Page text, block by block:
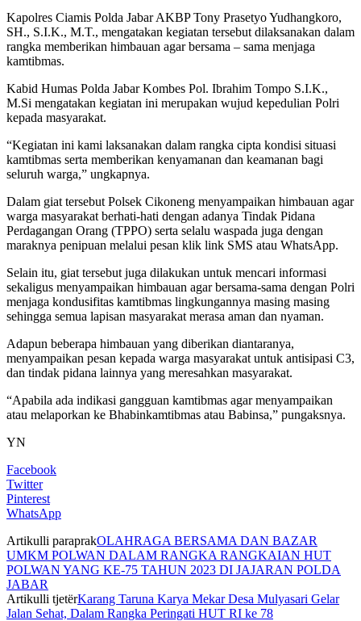
Kapolres Ciamis Polda Jabar AKBP Tony Prasetyo Yudhangkoro,
SH., S.I.K., M.T., mengatakan kegiatan tersebut dilaksanakan dalam
rangka memberikan himbauan agar bersama – sama menjaga
kamtibmas.
Kabid Humas Polda Jabar Kombes Pol. Ibrahim Tompo S.I.K.,
M.Si mengatakan kegiatan ini merupakan wujud kepedulian Polri
kepada masyarakat.
“Kegiatan ini kami laksanakan dalam rangka cipta kondisi situasi
kamtibmas serta memberikan kenyamanan dan keamanan bagi
seluruh warga,” ungkapnya.
Dalam giat tersebut Polsek Cikoneng menyampaikan himbauan agar
warga masyarakat berhati-hati dengan adanya Tindak Pidana
Perdagangan Orang (TPPO) serta selalu waspada juga dengan
maraknya penipuan melalui pesan klik link SMS atau WhatsApp.
Selain itu, giat tersebut juga dilakukan untuk mencari informasi
sekaligus menyampaikan himbauan agar bersama-sama dengan Polri
menjaga kondusifitas kamtibmas lingkungannya masing masing
sehingga semua lapisan masyarakat merasa aman dan nyaman.
Adapun beberapa himbauan yang diberikan diantaranya,
menyampaikan pesan kepada warga masyarakat untuk antisipasi C3,
dan tindak pidana lainnya yang meresahkan masyarakat.
“Apabila ada indikasi gangguan kamtibmas agar menyampaikan
atau melaporkan ke Bhabinkamtibmas atau Babinsa,” pungaksnya.
YN
Facebook
Twitter
Pinterest
WhatsApp
Artikulli paraprakOLAHRAGA BERSAMA DAN BAZAR
UMKM POLWAN DALAM RANGKA RANGKAIAN HUT
POLWAN YANG KE-75 TAHUN 2023 DI JAJARAN POLDA
JABAR
Artikulli tjetërKarang Taruna Karya Mekar Desa Mulyasari Gelar
Jalan Sehat, Dalam Rangka Peringati HUT RI ke 78